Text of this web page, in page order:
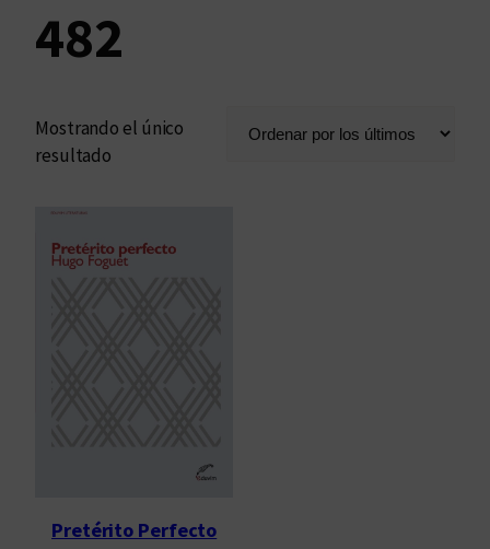
r
482
Mostrando el único
resultado
Pretérito Perfecto